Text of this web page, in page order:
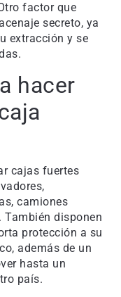
factor que
secreto, ya
extracción y se
hacer
cajas fuertes
camiones
disponen
protección a su
además de un
hasta un
país.